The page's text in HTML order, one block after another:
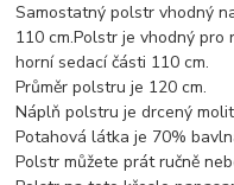
Samostatný polstr vhodný
110 cm.Polstr je vhodný
horní sedací části 110 cm.
Průměr polstru je 120 cm.
Náplň polstru je drcený
Potahová látka je 70%
Polstr můžete prát ručně